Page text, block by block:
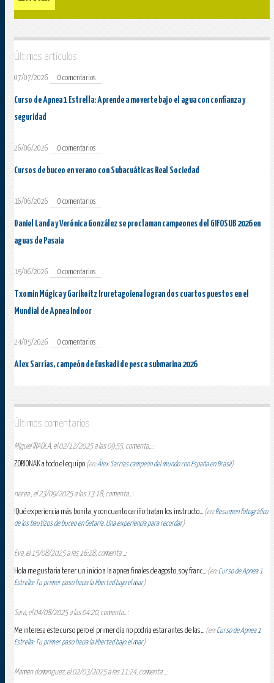
Últimos artículos
07/07/2026 0 comentarios
Curso de Apnea 1 Estrella: Aprende a moverte bajo el agua con confianza y
seguridad
26/06/2026 0 comentarios
Cursos de buceo en verano con Subacuáticas Real Sociedad
16/06/2026 0 comentarios
Daniel Landa y Verónica González se proclaman campeones del GIFOSUB 2026 en
aguas de Pasaia
15/06/2026 0 comentarios
Txomin Múgica y Garikoitz Iruretagoiena logran dos cuartos puestos en el
Mundial de Apnea Indoor
24/05/2026 0 comentarios
Alex Sarrías, campeón de Euskadi de pesca submarina 2026
Últimos comentarios
Miguel IRAOLA, el 02/12/2025 a las 09:55, comenta...:
ZORIONAK a todo el equipo (en:Álex Sarrias campeón del mundo con España en Brasil)
nerea , el 23/09/2025 a las 13:18, comenta...:
!Qué experiencia más bonita, y con cuanto cariño tratan los instructo... (en:Resumen fotográfico
de los bautizos de buceo en Getaria. Una experiencia para recordar)
Eva, el 15/08/2025 a las 16:28, comenta...:
Hola me gustaria tener un inicio a la apnea finales de agosto, soy franc... (en:Curso de Apnea 1
Estrella: Tu primer paso hacia la libertad bajo el mar)
Sara, el 04/08/2025 a las 04:20, comenta...:
Me interesa este curso pero el primer día no podría estar antes de las... (en:Curso de Apnea 1
Estrella: Tu primer paso hacia la libertad bajo el mar)
Mamen dominguez, el 02/03/2025 a las 11:24, comenta...: